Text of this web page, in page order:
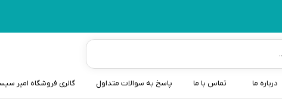
درباره ما تماس با ما پاسخ به سوالات متداول گالری فروشگاه امیر